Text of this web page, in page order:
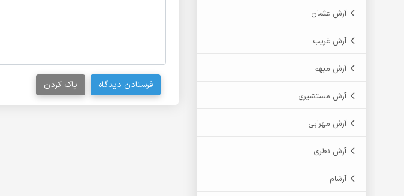
آرش عثمان
آرش غریب
آرش مبهم
آرش مستشیری
آرش مهرابی
آرش نظری
آرشام
فرستادن دیدگاه پاک کردن